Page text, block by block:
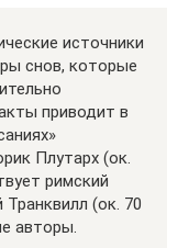
источники
снов, которые
приводит в
Плутарх (ок.
римский
(ок. 70
авторы.